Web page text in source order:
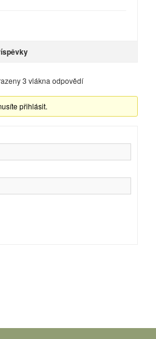
3 vlákna odpovědí
přihlásit.